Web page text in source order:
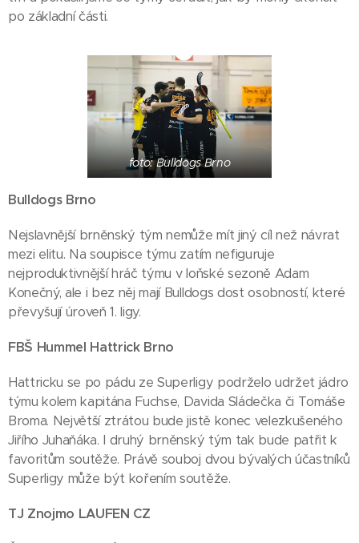
po základní části.
foto: Bulldogs Brno
Bulldogs Brno
Nejslavnější brněnský tým nemůže mít jiný cíl než návrat
mezi elitu. Na soupisce týmu zatím nefiguruje
nejproduktivnější hráč týmu v loňské sezoně Adam
Konečný, ale i bez něj mají Bulldogs dost osobností, které
převyšují úroveň 1. ligy.
FBŠ Hummel Hattrick Brno
Hattricku se po pádu ze Superligy podrželo udržet jádro
týmu kolem kapitána Fuchse, Davida Sládečka či Tomáše
Broma. Největší ztrátou bude jistě konec velezkušeného
Jiřího Juhaňáka. I druhý brněnský tým tak bude patřit k
favoritům soutěže. Právě souboj dvou bývalých účastníků
Superligy může být kořením soutěže.
TJ Znojmo LAUFEN CZ